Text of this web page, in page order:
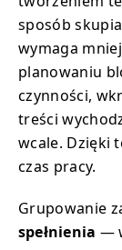
sposób
wymaga
planowaniu
czynności,
treści
wcale. Dzięki
czas pracy.
Grupowanie
spełnienia —